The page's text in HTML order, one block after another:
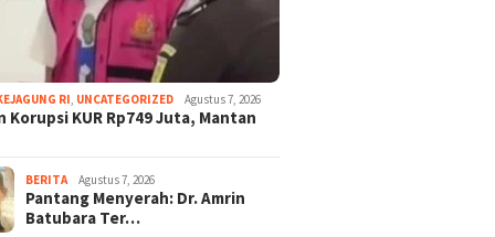
RI UNCATEGORIZED Agustus 7, 2026
Korupsi KUR Rp749 Juta, Mantan
BERITA Agustus 7, 2026
Pantang Menyerah: Dr. Amrin
Batubara Ter…